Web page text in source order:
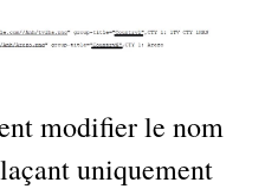
modifier le nom
uniquement